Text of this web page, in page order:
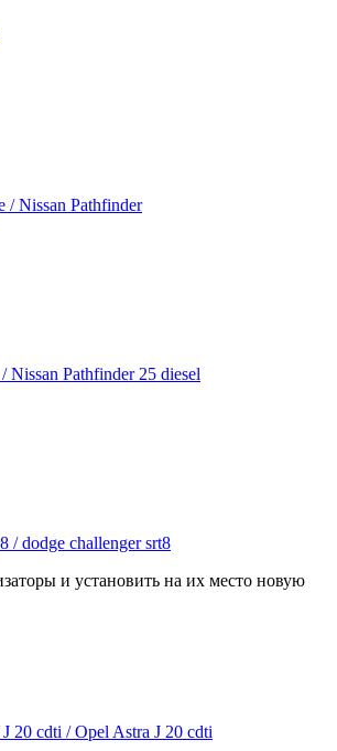
и установить на их место новую